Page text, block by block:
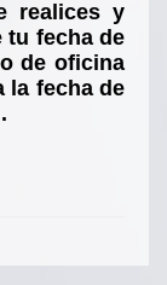
realices y
tu fecha de
de oficina
la fecha de